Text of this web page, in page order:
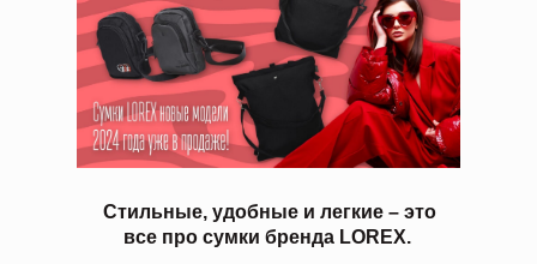
Стильные, удобные и легкие – это
все про сумки бренда LOREX.